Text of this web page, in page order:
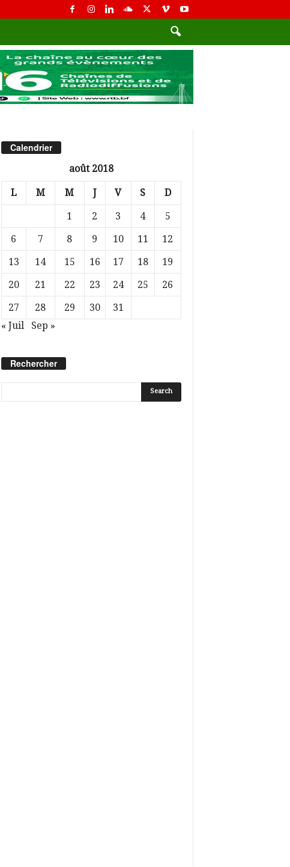
Calendrier
août 2018
L M M J V S D
1 2 3 4
5
6
7 8 9 10 11
12
13
14 15 16 17 18
19
20
21 22 23 24 25
26
27
28 29 30
31
« Juil
Sep »
Rechercher